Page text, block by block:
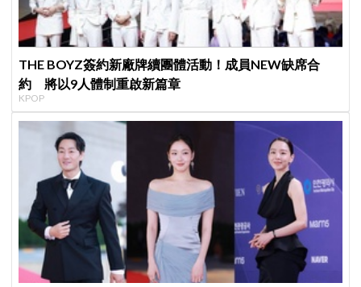
THE BOYZ簽約新廠牌續團體活動！成員NEW缺席合
約 將以9人體制重啟新篇章
KPOP